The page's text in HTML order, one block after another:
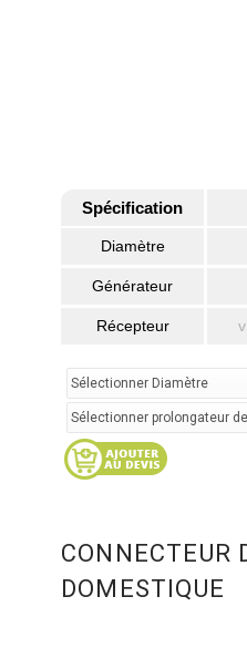
Spécification
Diamètre
Générateur
Récepteur
CONNECTEUR
DOMESTIQUE